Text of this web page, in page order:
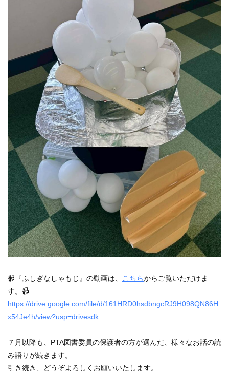
📹『ふしぎなしゃもじ』の動画は、 こちらからご覧いただけま
す。📹
https://drive.google.com/file/d/161HRD0hsdbngcRJ9H098QN86H
x54Je4h/view?usp=drivesdk
７月以降も、PTA図書委員の保護者の方が選んだ、様々なお話の読
み語りが続きます。
引き続き、どうぞよろしくお願いいたします。